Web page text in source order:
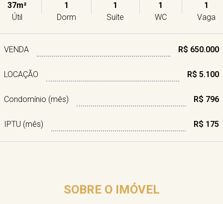
37m²
Útil
1
Dorm
1
Suíte
1
WC
1
Vaga
VENDA R$ 650.000
LOCAÇÃO R$ 5.100
Condomínio (mês) R$ 796
IPTU (mês) R$ 175
SOBRE O IMÓVEL